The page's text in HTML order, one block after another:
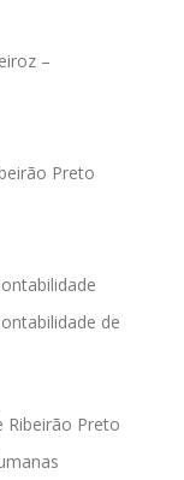
–
Preto
de
Ribeirão Preto